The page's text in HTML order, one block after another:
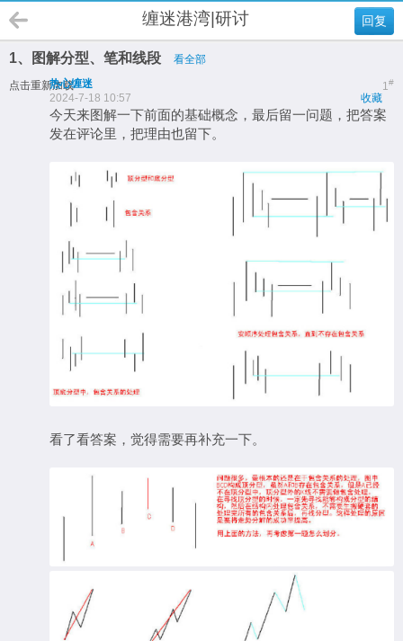
回复
缠迷港湾|研讨
1、图解分型、笔和线段 看全部
点击重新加载 1#
热心缠迷
收藏
2024-7-18 10:57
今天来图解一下前面的基础概念，最后留一问题，把答案
发在评论里，把理由也留下。
看了看答案，觉得需要再补充一下。